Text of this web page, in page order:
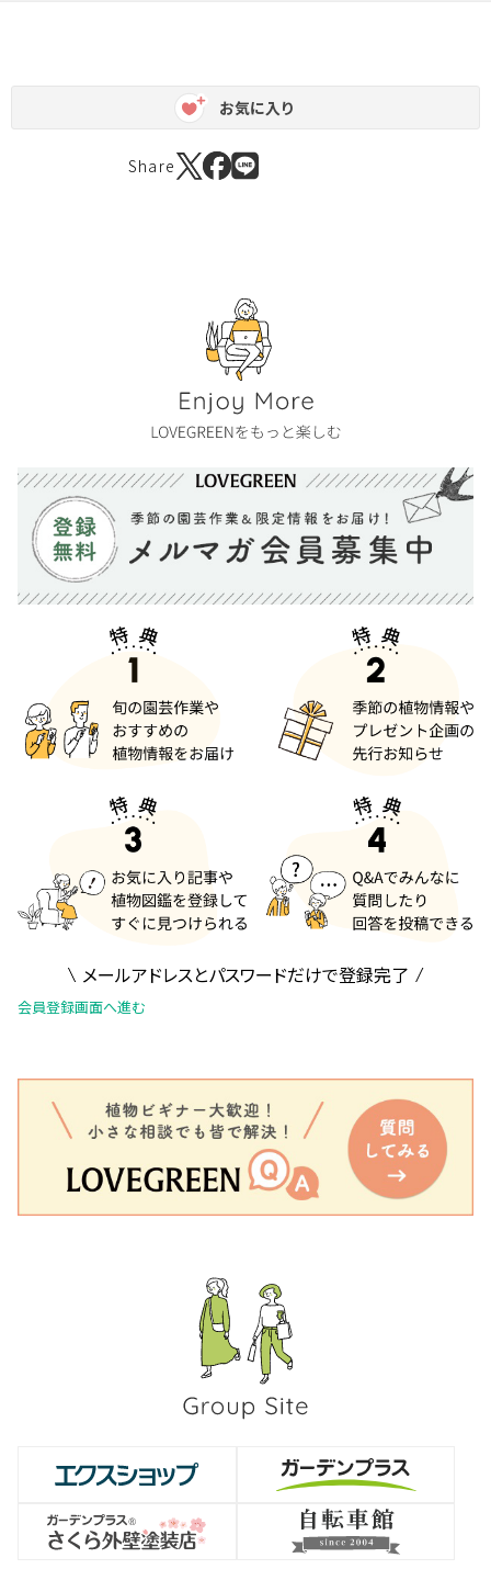
お気に入り
Share
メールアドレスとパスワードだけで登録完了
会員登録画面へ進む